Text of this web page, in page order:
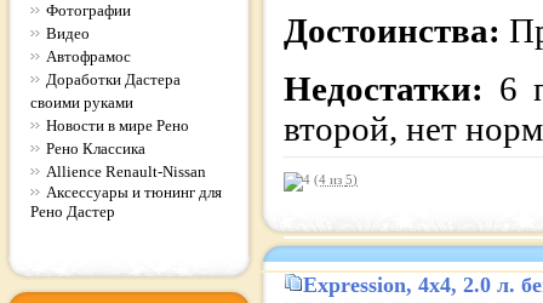
Фотографии
Видео
Автофрамос
Доработки Дастера
своими руками
Новости в мире Рено
Рено Классика
Allience Renault-Nissan
Аксессуары и тюнинг для
Рено Дастер
Достоинства:
Недостатки: 6
второй, нет
(4 из 5)
Expression, 4x4, 2.0 л.